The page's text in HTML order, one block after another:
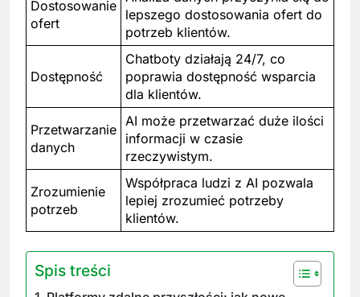
Dostosowanie
ofert
lepszego dostosowania ofert do
potrzeb klientów.
Dostępność
Chatboty działają 24/7, co
poprawia dostępność wsparcia
dla klientów.
Przetwarzanie
danych
AI może przetwarzać duże ilości
informacji w czasie
rzeczywistym.
Zrozumienie
potrzeb
Współpraca ludzi z AI pozwala
lepiej zrozumieć potrzeby
klientów.
Spis treści